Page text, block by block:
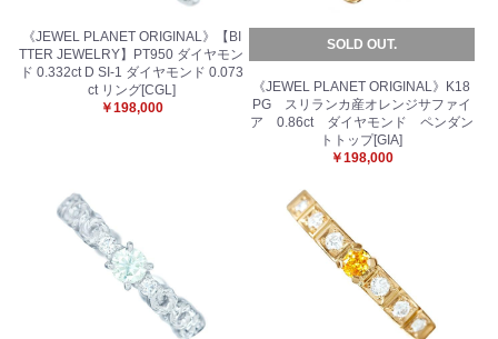
《JEWEL PLANET ORIGINAL》【BI
TTER JEWELRY】PT950 ダイヤモン
ド 0.332ct D SI-1 ダイヤモンド 0.073
ct リング[CGL]
￥198,000
SOLD OUT.
《JEWEL PLANET ORIGINAL》K18
PG スリランカ産オレンジサファイ
ア 0.86ct ダイヤモンド ペンダン
トトップ[GIA]
￥198,000
お買い物を続ける